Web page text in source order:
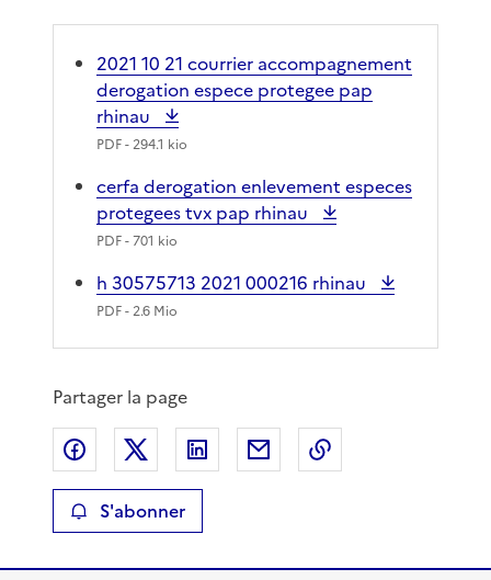
2021 10 21 courrier accompagnement
derogation espece protegee pap
rhinau
PDF- 294.1 kio
cerfa derogation enlevement especes
protegees tvx pap rhinau
PDF- 701 kio
h 30575713 2021 000216 rhinau
PDF- 2.6 Mio
Partager la page
Partager sur Facebook
Partager sur XPartager sur LinkedIn
Partager par email
S'abonner